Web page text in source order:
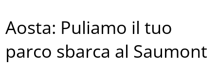
Aosta: Puliamo il tuo
parco sbarca al Saumont